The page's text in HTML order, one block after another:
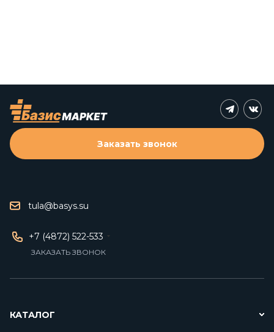
tula@basys.su
+7 (4872) 522-533
ЗАКАЗАТЬ ЗВОНОК
Заказать звонок
КАТАЛОГ